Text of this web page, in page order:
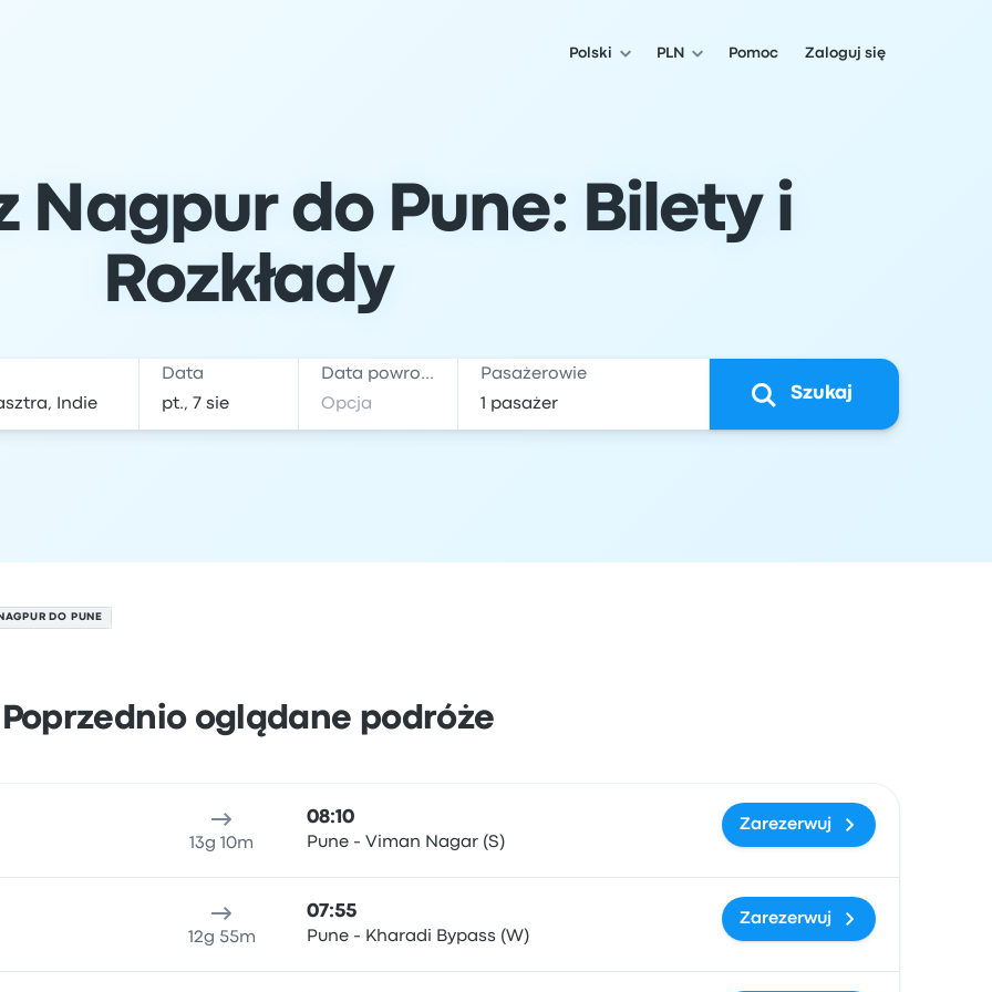
Polski PLN Pomoc Zaloguj się
Nagpur do Pune: Bilety i
Rozkłady
Data Data powrotu Pasażerowie
Szukaj
DO PUNE
Poprzednio oglądane podróże
13g 10m
08:10
Pune - Viman Nagar (S)
Zarezerwuj
12g 55m
07:55
Pune - Kharadi Bypass (W)
Zarezerwuj